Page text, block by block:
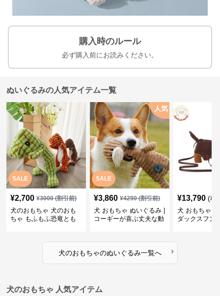
購入時のルール
必ず購入前にお読みください。
ぬいぐるみの人気アイテム一覧
SALE
¥2,700 ¥3000(割引前)
犬のおもちゃ 犬のおも
ちゃ もふもふ恐竜とも
SALE
人気
¥3,860 ¥4290(割引前)
犬 おもちゃ ぬいぐるみ |
コーギーが喜ぶ丈夫な動
¥13,790 (税
犬 おもちゃ
ダックスフン
犬のおもちゃのぬいぐるみ一覧へ ›
犬のおもちゃ 人気アイテム